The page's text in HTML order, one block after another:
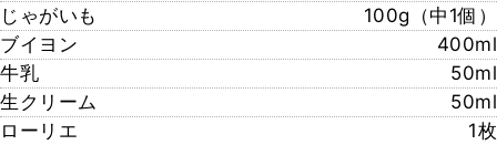
じゃがいも
100g（中1個）
ブイヨン
400ml
牛乳
50ml
生クリーム
50ml
ローリエ
1枚